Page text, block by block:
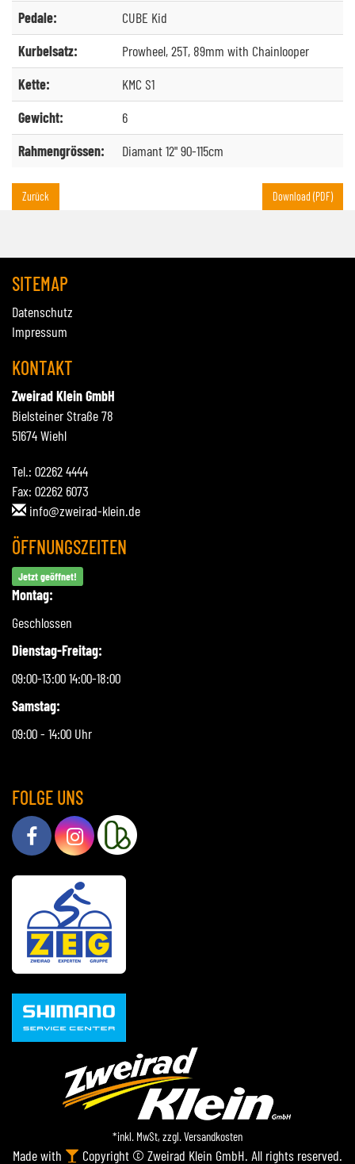
Pedale:
CUBE Kid
Kurbelsatz:
Prowheel, 25T, 89mm with Chainlooper
Kette:
KMC S1
Gewicht:
6
Rahmengrössen:
Diamant 12" 90-115cm
Zurück Download (PDF)
SITEMAP
Datenschutz
Impressum
KONTAKT
Zweirad Klein GmbH
Bielsteiner Straße 78
51674 Wiehl
Tel.: 02262 4444
Fax: 02262 6073
info@zweirad-klein.de
ÖFFNUNGSZEITEN
Jetzt geöffnet!
Montag:
Geschlossen
Dienstag-Freitag:
09:00-13:00 14:00-18:00
Samstag:
09:00 - 14:00 Uhr
FOLGE UNS
*inkl. MwSt, zzgl.Versandkosten
Made with Copyright © Zweirad Klein GmbH. All rights reserved.